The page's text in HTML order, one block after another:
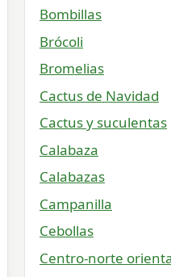
Bombillas
Brócoli
Bromelias
Cactus de Navidad
Cactus y suculentas
Calabaza
Calabazas
Campanilla
Cebollas
Centro-norte